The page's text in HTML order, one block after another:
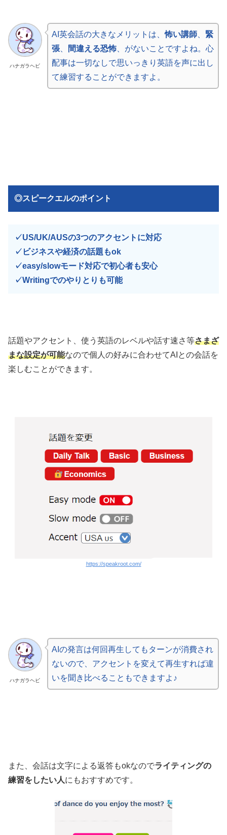
ハナガラヘビ
AI英会話の大きなメリットは、怖い講師、 緊
張、 間違える恐怖、がないことですよね。心
配事は一切なしで思いっきり英語を声に出し
て練習することができますよ。
◎スピークエルのポイント
✓US/UK/AUSの3つのアクセントに対応
✓ ビジネスや経済の話題もok
✓easy/slowモード対応で初心者も安心
✓Writingでのやりとりも可能
話題やアクセント、使う英語のレベルや話す速さ等さまざ
まな設定が可能なので個人の好みに合わせてAIとの会話を
楽しむことができます。
https://speakroot.com/
ハナガラヘビ
AIの発言は何回再生してもターンが消費され
ないので、アクセントを変えて再生すれば違
いを聞き比べることもできますよ♪
また、会話は文字による返答もokなのでライティングの
練習をしたい人にもおすすめです。